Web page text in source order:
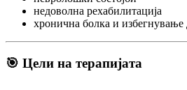
недоволна рехабилитација
хронична болка и
🎯 Цели на терапијата